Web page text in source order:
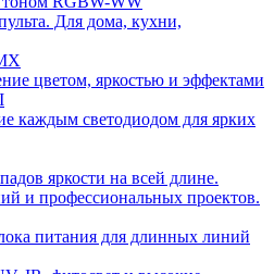
Для дома, кухни,
цветом, яркостью и эффектами
каждым светодиодом для ярких
яркости на всей длине.
и профессиональных проектов.
питания для длинных линий